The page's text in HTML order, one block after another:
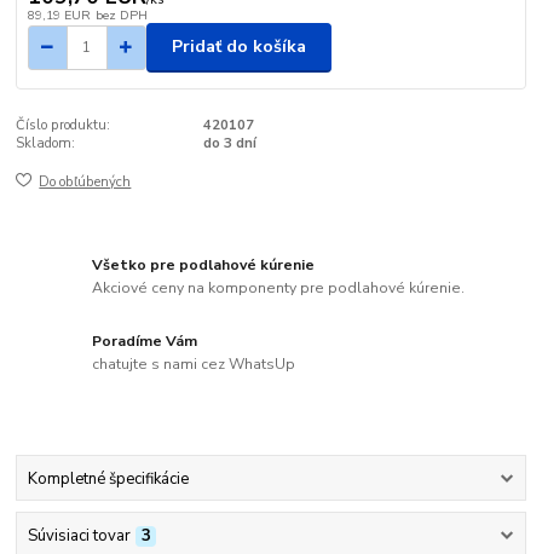
89,19 EUR bez DPH
Pridať do košíka
Číslo produktu:
420107
Skladom:
do 3 dní
Do obľúbených
Všetko pre podlahové kúrenie
Akciové ceny na komponenty pre podlahové kúrenie.
Poradíme Vám
chatujte s nami cez WhatsUp
Kompletné špecifikácie
Súvisiaci tovar 3